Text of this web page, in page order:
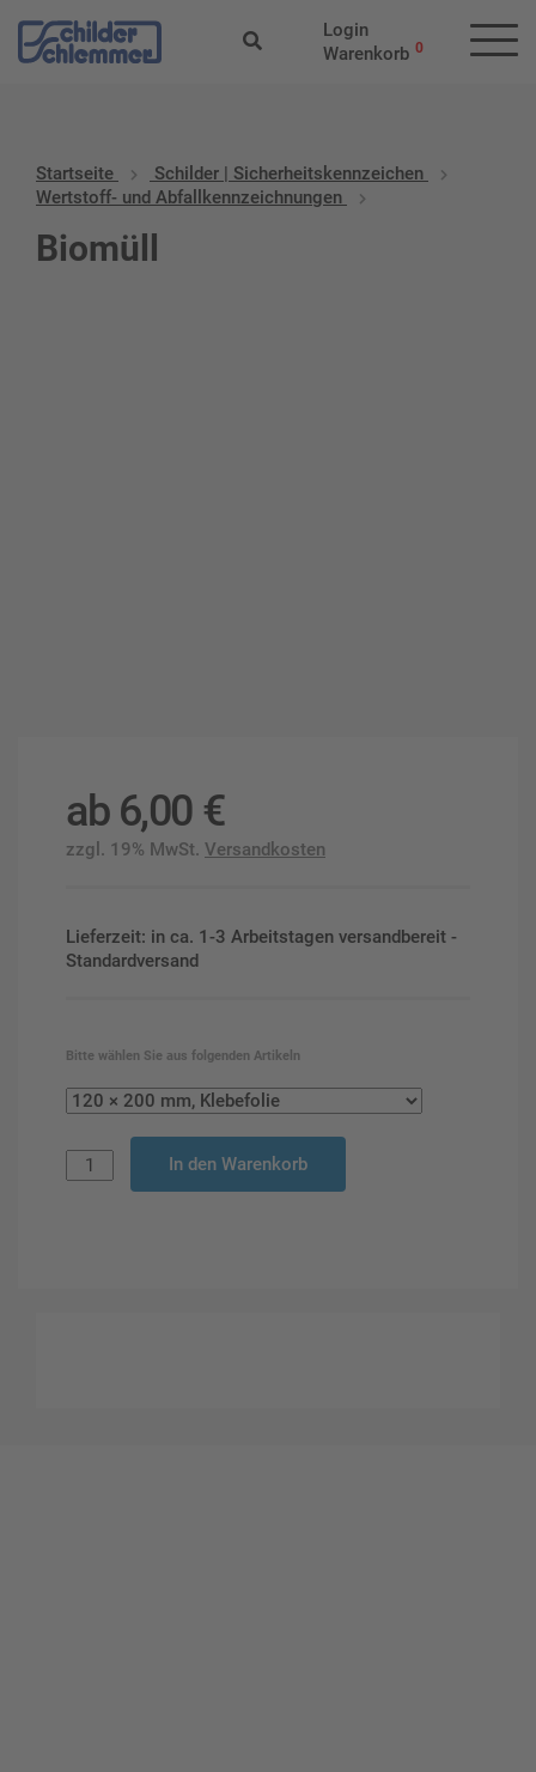
Login
Warenkorb 0
Startseite
Schilder | Sicherheitskennzeichen
Wertstoff- und Abfallkennzeichnungen
Biomüll
ab 6,00 €
zzgl. 19% MwSt. Versandkosten
Lieferzeit: in ca. 1-3 Arbeitstagen versandbereit -
Standardversand
Bitte wählen Sie aus folgenden Artikeln
In den Warenkorb